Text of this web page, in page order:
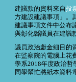
建議款的資料來自投
方建設建議事項」。
建議事項文件中公布
與彰化縣議員在建議
議員政治獻金細目的
在監察院的電腦上花
學系2018年度政治哲
同學幫忙將紙本資料